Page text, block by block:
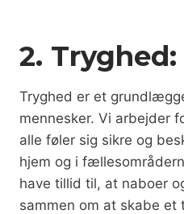
2. Tryghed:
Tryghed er et
mennesker. Vi arbejder
alle føler sig sikre og
hjem og i
have tillid til, at naboer
sammen om at skabe